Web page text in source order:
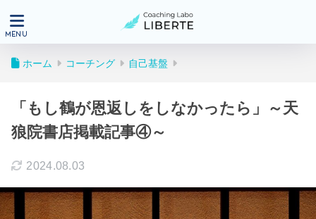
ホーム コーチング 自己基盤
「もし鶴が恩返しをしなかったら」～天
狼院書店掲載記事④～
2024.08.03